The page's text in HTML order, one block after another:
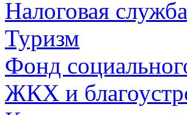
Налоговая
Туризм
Фонд
ЖКХ и